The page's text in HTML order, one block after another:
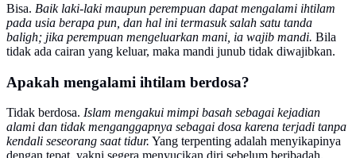
Bisa. Baik laki-laki maupun perempuan dapat mengalami ihtilam
pada usia berapa pun, dan hal ini termasuk salah satu tanda
baligh; jika perempuan mengeluarkan mani, ia wajib mandi. Bila
tidak ada cairan yang keluar, maka mandi junub tidak diwajibkan.
Apakah mengalami ihtilam berdosa?
Tidak berdosa. Islam mengakui mimpi basah sebagai kejadian
alami dan tidak menganggapnya sebagai dosa karena terjadi tanpa
kendali seseorang saat tidur. Yang terpenting adalah menyikapinya